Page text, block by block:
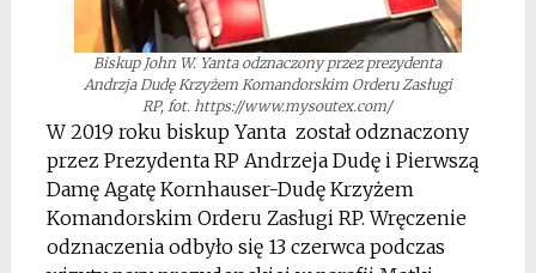
Biskup John W. Yanta odznaczony przez prezydenta
Andrzja Dudę Krzyżem Komandorskim Orderu Zasługi
RP, fot. https://www.mysoutex.com/
W 2019 roku biskup Yanta został odznaczony
przez Prezydenta RP Andrzeja Dudę i Pierwszą
Damę Agatę Kornhauser-Dudę Krzyżem
Komandorskim Orderu Zasługi RP. Wręczenie
odznaczenia odbyło się 13 czerwca podczas